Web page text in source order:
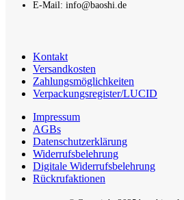
E-Mail: info@baoshi.de
Kontakt
Versandkosten
Zahlungsmöglichkeiten
Verpackungsregister/LUCID
Impressum
AGBs
Datenschutzerklärung
Widerrufsbelehrung
Digitale Widerrufsbelehrung
Rückrufaktionen